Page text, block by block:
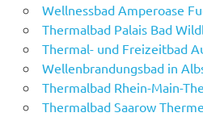
Wellnessbad Amperoase
Thermalbad Palais Bad
Thermal- und Freizeitbad
Wellenbrandungsbad in
Thermalbad Rhein-Main-
Thermalbad Saarow